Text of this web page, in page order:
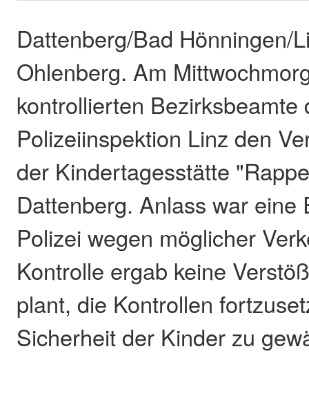
Dattenberg/Bad Hönningen/
Ohlenberg. Am
kontrollierten Bezirksbeamte
Polizeiinspektion Linz den
der Kindertagesstätte
Dattenberg. Anlass war eine
Polizei wegen möglicher
Kontrolle ergab keine
plant, die Kontrollen
Sicherheit der Kinder zu